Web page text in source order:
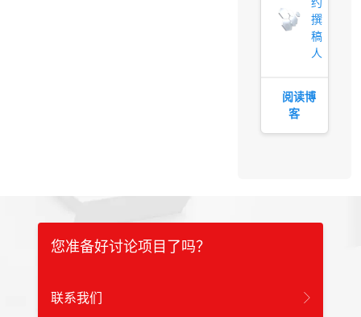
撰
稿
人
阅读博
客
您准备好讨论项目了吗？
联系我们